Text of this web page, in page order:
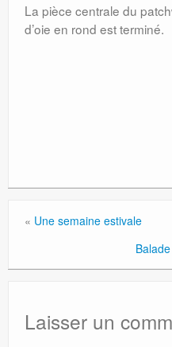
La pièce centrale du
d’oie en rond est terminé.
« Une semaine estivale
Laisser un